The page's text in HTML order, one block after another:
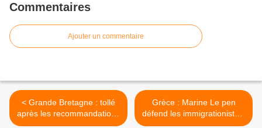
Commentaires
Ajouter un commentaire
< Grande Bretagne : tollé
après les recommandations
de bannir cochons et
Grèce : Marine Le pen
défend les immigrationistes,
pro drogues, anti-familles et